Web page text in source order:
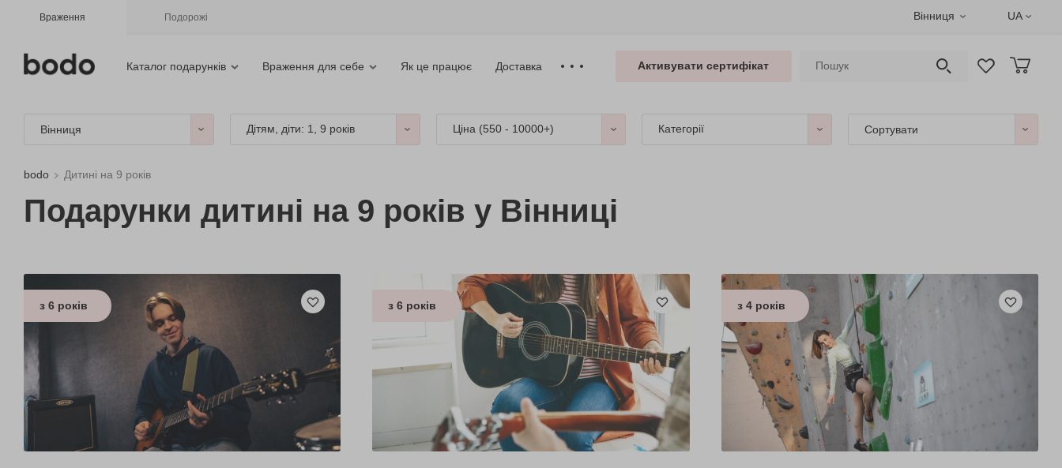
Враження Подорожі Вінниця UA
Каталог подарунків Враження для себе Як це працює Доставка Активувати сертифікат
Вінниця Дітям, діти: 1, 9 років Ціна (550 - 10000+) Категорії Сортувати
bodo Дитині на 9 років
Подарунки дитині на 9 років у Вінниці
з 6 років з 6 років з 4 років